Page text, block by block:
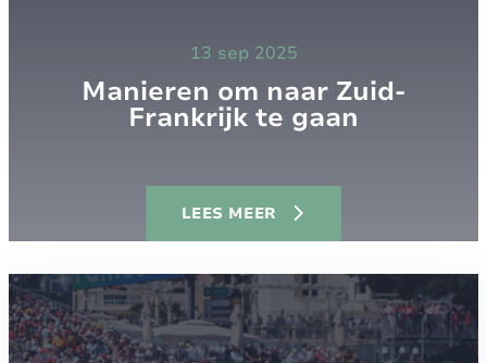
13 sep 2025
Manieren om naar Zuid-
Frankrijk te gaan
LEES MEER